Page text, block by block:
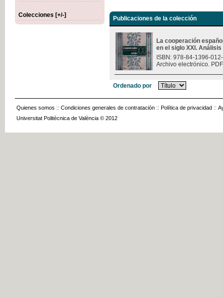
Colecciones [+/-] Publicaciones de la colección
La cooperación
en el siglo XXI.
ISBN: 978-84-1396-
Archivo electrónico.
Ordenado por
Quienes somos :: Condiciones generales de contratación :: Política de privacidad ::
Universitat Politècnica de València © 2012